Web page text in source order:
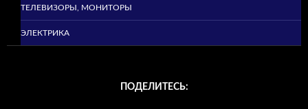
ТЕЛЕВИЗОРЫ, МОНИТОРЫ
ЭЛЕКТРИКА
ПОДЕЛИТЕСЬ: